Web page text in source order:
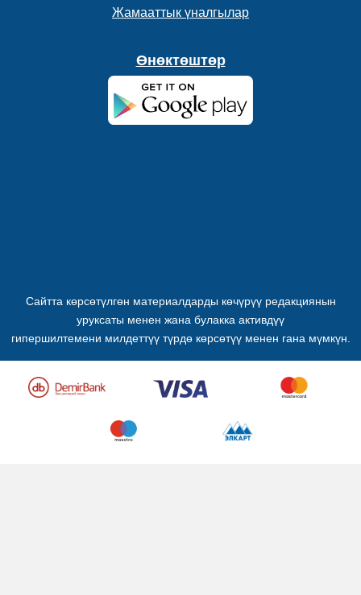
Жамааттык үналгылар
Өнөктөштөр
Сайтта көрсөтүлгөн материалдарды көчүрүү редакциянын
уруксаты менен жана булакка активдүү
гипершилтемени милдеттүү түрдө көрсөтүү менен гана мүмкүн.